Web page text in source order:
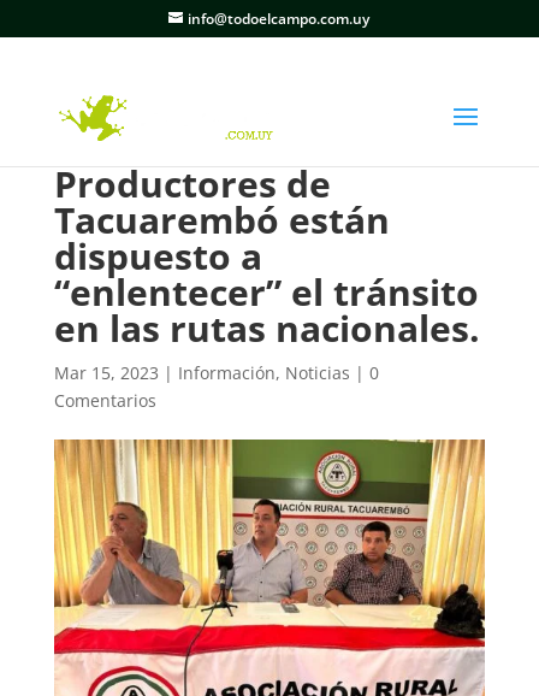
info@todoelcampo.com.uy
Productores de
Tacuarembó están
dispuesto a
“enlentecer” el tránsito
en las rutas nacionales.
Mar 15, 2023 | Información, Noticias | 0
Comentarios